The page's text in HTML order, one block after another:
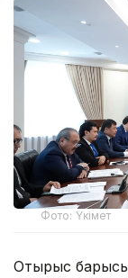
Фото: Үкімет
Отырыс